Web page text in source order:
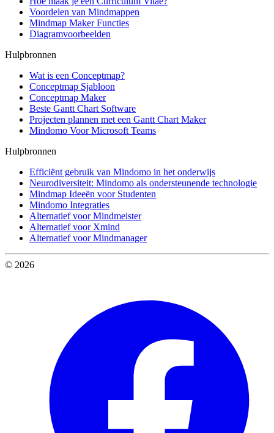
Voordelen van Mindmappen
Mindmap Maker Functies
Diagramvoorbeelden
Hulpbronnen
Wat is een Conceptmap?
Conceptmap Sjabloon
Conceptmap Maker
Beste Gantt Chart Software
Projecten plannen met een Gantt Chart Maker
Mindomo Voor Microsoft Teams
Hulpbronnen
Efficiënt gebruik van Mindomo in het onderwijs
Neurodiversiteit: Mindomo als ondersteunende technologie
Mindmap Ideeën voor Studenten
Mindomo Integraties
Alternatief voor Mindmeister
Alternatief voor Xmind
Alternatief voor Mindmanager
© 2026